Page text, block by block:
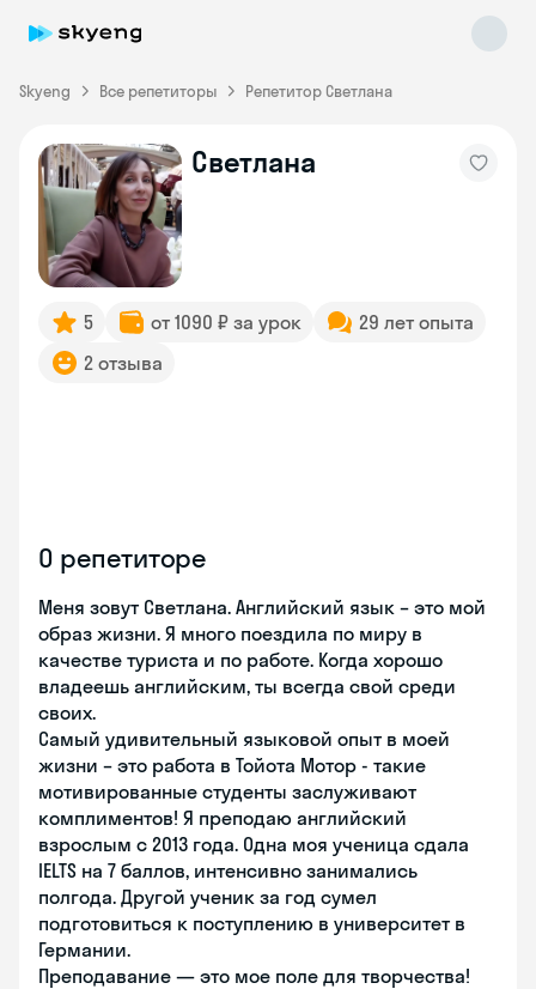
Skyeng Все репетиторы Репетитор Светлана
Светлана
5 от 1090 ₽ за урок
29 лет опыта
2 отзыва
О репетиторе
Меня зовут Светлана. Английский язык – это мой
образ жизни. Я много поездила по миру в
качестве туриста и по работе. Когда хорошо
владеешь английским, ты всегда свой среди
своих.
Самый удивительный языковой опыт в моей
жизни – это работа в Тойота Мотор - такие
мотивированные студенты заслуживают
комплиментов! Я преподаю английский
взрослым с 2013 года. Одна моя ученица сдала
IELTS на 7 баллов, интенсивно занимались
полгода. Другой ученик за год сумел
подготовиться к поступлению в университет в
Германии.
Преподавание — это мое поле для творчества!
Skyeng Chat
online